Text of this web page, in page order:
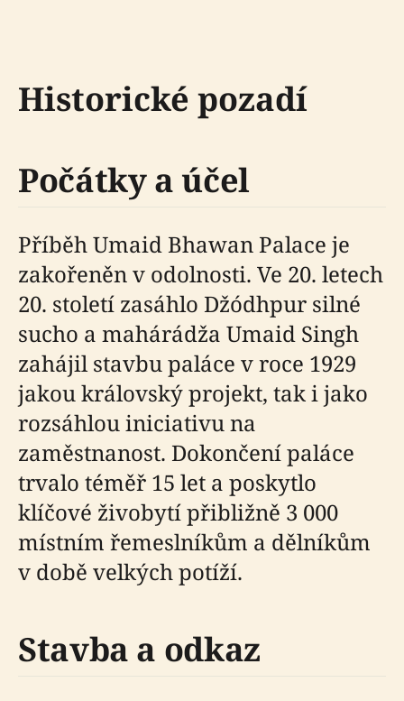
Historické pozadí
Počátky a účel
Příběh Umaid Bhawan Palace je
zakořeněn v odolnosti. Ve 20. letech
20. století zasáhlo Džódhpur silné
sucho a mahárádža Umaid Singh
zahájil stavbu paláce v roce 1929
jakou královský projekt, tak i jako
rozsáhlou iniciativu na
zaměstnanost. Dokončení paláce
trvalo téměř 15 let a poskytlo
klíčové živobytí přibližně 3 000
místním řemeslníkům a dělníkům
v době velkých potíží.
Stavba a odkaz